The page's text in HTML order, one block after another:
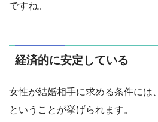
ですね。
経済的に安定している
女性が結婚相手に求める条件には
ということが挙げられます。